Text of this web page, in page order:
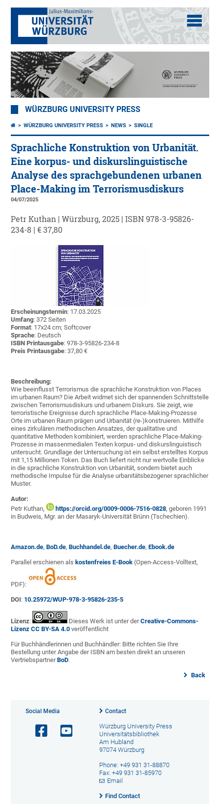
WÜRZBURG UNIVERSITY PRESS
WÜRZBURG UNIVERSITY PRESS NEWS SINGLE
Sprachliche Konstruktion von Urbanität.
Eine korpus- und diskurslinguistische
Analyse des sprachgebundenen urbanen
Place-Making im Terrorismusdiskurs
04/07/2025
Petr Kuthan | Würzburg, 2025 | ISBN 978-3-95826-
234-8 | € 37,80
Erscheinungstermin: 17.03.2025
Umfang: 372 Seiten
Format: 17x24 cm; Softcover
Sprache: Deutsch
ISBN Printausgabe: 978-3-95826-234-8
Preis Printausgabe: 37,80 €
Beschreibung:
Wie beeinflusst Terrorismus die sprachliche Konstruktion von Places
im urbanen Raum? Die Arbeit widmet sich der spannenden Schnittstelle
zwischen Terrorismusdiskurs und urbanem Diskurs. Sie zeigt, wie
terroristische Ereignisse durch sprachliche Place-Making-Prozesse
Orte im urbanen Raum prägen und Urbanität (re-)konstruieren. Mithilfe
eines zirkulären methodischen Ansatzes, der qualitative und
quantitative Methoden kombiniert, werden sprachliche Place-Making-
Prozesse in massenmedialen Texten korpus- und diskurslinguistisch
untersucht. Grundlage der Untersuchung ist ein selbst erstelltes Korpus
mit 1,15 Millionen Token. Das Buch liefert nicht nur wertvolle Einblicke
in die sprachliche Konstruktion von Urbanität, sondern bietet auch
methodische Impulse für die Analyse urbanitätsbezogener sprachlicher
Muster.
Autor:
Petr Kuthan,
https://orcid.org/0009-0006-7516-0828, geboren 1991
in Budweis, Mgr. an der Masaryk-Universität Brünn (Tschechien).
Amazon.de,BoD.de,Buchhandel.de,Buecher.de,Ebook.de
Parallel erschienen als kostenfreies E-Book (Open-Access-Volltext,
PDF):
DOI: 10.25972/WUP-978-3-95826-235-5
Lizenz: Dieses Werk ist unter derCreative-Commons-
Lizenz CC BY-SA 4.0 veröffentlicht
Für Buchhändlerinnen und Buchhändler: Bitte richten Sie Ihre
Bestellung unter Angabe der ISBN am besten direkt an unseren
VertriebspartnerBoD.
Back
Social Media Contact
Würzburg University Press
Universitätsbibliothek
Am Hubland
97074 Würzburg
Phone: +49 931 31-88870
Fax: +49 931 31-85970
Email
Find Contact